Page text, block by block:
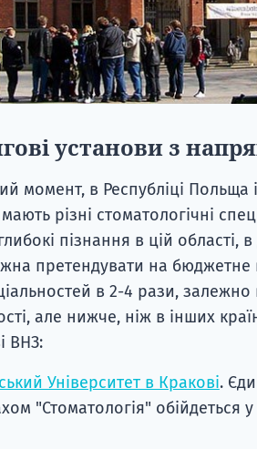
установи з
момент, в Республіці Польща
мають різні стоматологічні
пізнання в цій області,
претендувати на бюджетне
в 2-4 рази,
але нижче, ніж в інших
ВНЗ:
Університет в Кракові.
"Стоматологія" обійдеться